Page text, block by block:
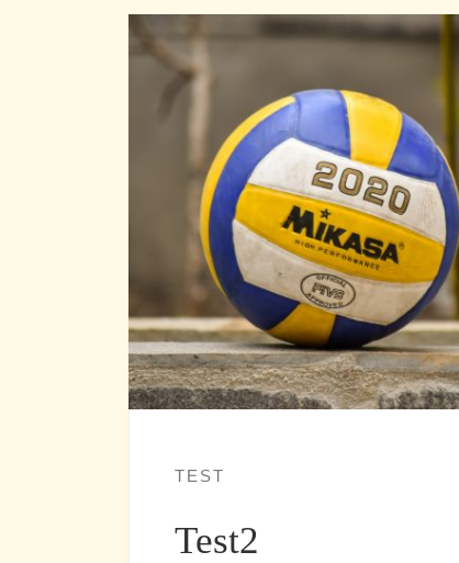
TEST
Test2